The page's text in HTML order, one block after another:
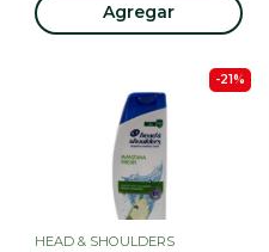
Agregar
-21%
HEAD & SHOULDERS